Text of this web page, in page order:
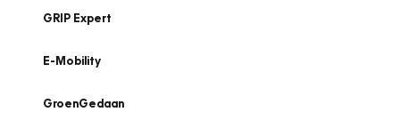
GRIP Expert
E-Mobility
GroenGedaan